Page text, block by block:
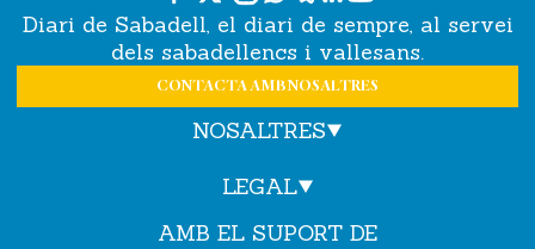
Diari de Sabadell, el diari de sempre, al servei
dels sabadellencs i vallesans.
CONTACTA AMB NOSALTRES
NOSALTRES
LEGAL
AMB EL SUPORT DE